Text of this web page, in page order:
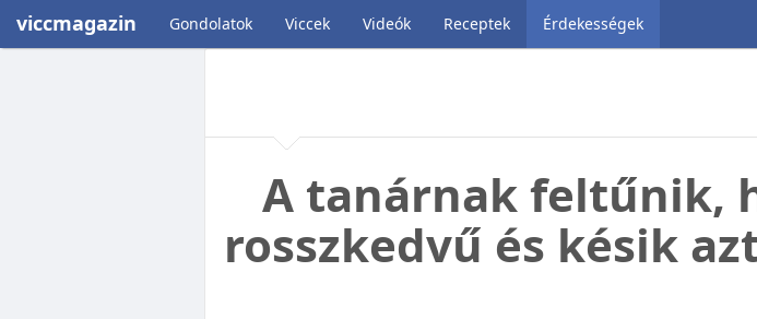
viccmagazin Gondolatok Viccek Videók Receptek Érdekességek
A tanárnak feltűnik,
rosszkedvű és késik